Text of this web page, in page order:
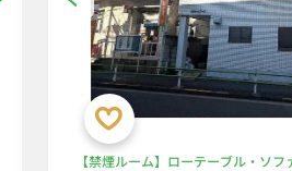
【禁煙ルーム】ローテーブル・ソ